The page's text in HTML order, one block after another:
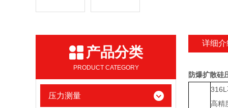
产品分类
PRODUCT CATEGORY
压力测量
详细介
防爆扩散硅
高精